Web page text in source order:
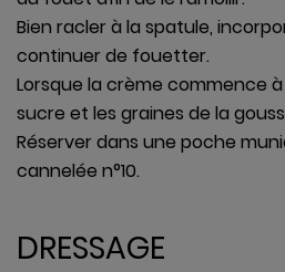
Bien racler à la spatule,
continuer de fouetter.
Lorsque la crème commence
sucre et les graines de la
Réserver dans une poche
cannelée n°10.
DRESSAGE